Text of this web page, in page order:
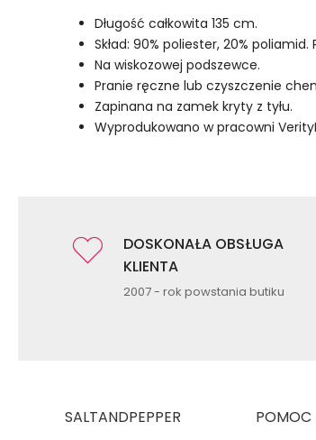
Długość całkowita 135 cm.
Skład: 90% poliester, 20%
Na wiskozowej podszewce.
Pranie ręczne lub czyszczenie
Zapinana na zamek kryty z tyłu.
Wyprodukowano w pracowni
DOSKONAŁA OBSŁUGA
KLIENTA
2007 - rok powstania butiku
SALTANDPEPPER POMOC